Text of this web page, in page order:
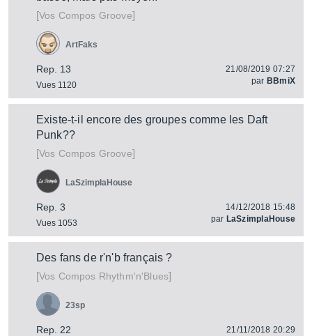
[Vos Compos Groove]
Rep. 13
Vues 1120
ArtFaks
21/08/2019 07:27
par BBmiX
Existe-t-il encore des groupes comme les Daft
Punk??
[Vos Compos Groove]
Rep. 3
Vues 1053
LaSzimplaHouse
14/12/2018 15:48
par LaSzimplaHouse
Des fans de r'n'b français ?
[Vos Compos Rhythm'n'Blues]
Rep. 22
23sp
21/11/2018 20:29